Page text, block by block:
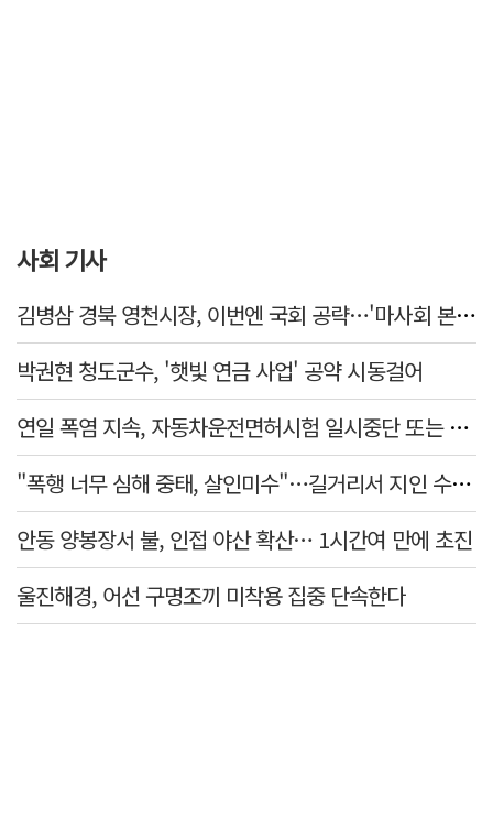
사회 기사
김병삼 경북 영천시장, 이번엔 국회 공략…'마사회 본사 이전·광역교통망 확충' 요청
박권현 청도군수, '햇빛 연금 사업' 공약 시동걸어
연일 폭염 지속, 자동차운전면허시험 일시중단 또는 축소 운영
"폭행 너무 심해 중태, 살인미수"…길거리서 지인 수십회 때린 50대 '긴급체포'
안동 양봉장서 불, 인접 야산 확산… 1시간여 만에 초진
울진해경, 어선 구명조끼 미착용 집중 단속한다